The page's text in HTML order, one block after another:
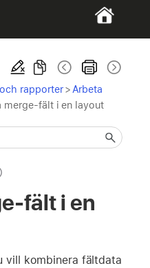
rapporter > Arbeta
merge-fält i en layout
fält i en
vill kombinera fältdata